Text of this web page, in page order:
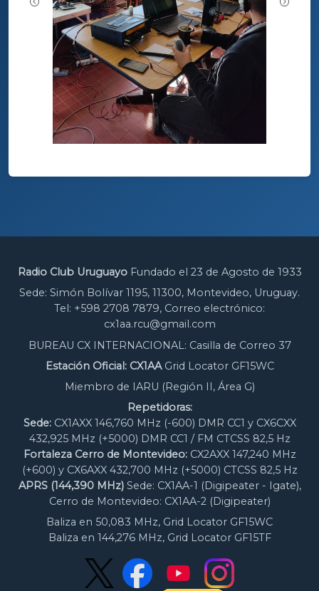
Radio Club UruguayoFundado el 23 de Agosto de 1933
Sede: Simón Bolívar 1195, 11300, Montevideo, Uruguay.
Tel: +598 2708 7879, Correo electrónico:
cx1aa.rcu@gmail.com
BUREAU CX INTERNACIONAL: Casilla de Correo 37
Estación Oficial: CX1AAGrid Locator GF15WC
Miembro de IARU (Región II, Área G)
Repetidoras:
Sede:CX1AXX 146,760 MHz (-600) DMR CC1 y CX6CXX
432,925 MHz (+5000) DMR CC1 / FM CTCSS 82,5 Hz
Fortaleza Cerro de Montevideo:CX2AXX 147,240 MHz
(+600) y CX6AXX 432,700 MHz (+5000) CTCSS 82,5 Hz
APRS (144,390 MHz)Sede: CX1AA-1 (Digipeater - Igate),
Cerro de Montevideo: CX1AA-2 (Digipeater)
Baliza en 50,083 MHz, Grid Locator GF15WC
Baliza en 144,276 MHz, Grid Locator GF15TF